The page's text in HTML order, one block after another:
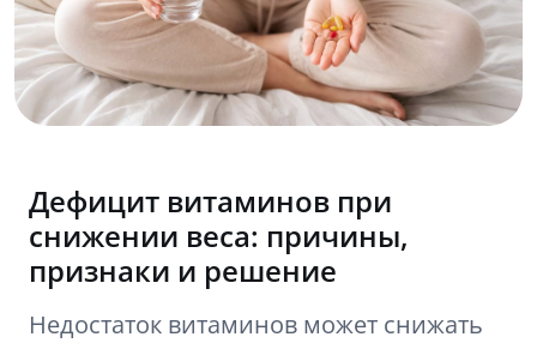
Дефицит витаминов при
снижении веса: причины,
признаки и решение
Недостаток витаминов может снижать